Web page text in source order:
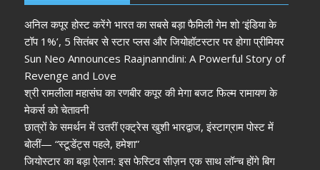
अनिल कपूर होस्ट करेंगे भारत का सबसे बड़ा फैमिली गेम शो ‘इंडिया के
टॉप 1%’, 5 सितंबर से स्टार प्लस और जियोहॉटस्टार पर होगा प्रीमियर
Sun Neo Announces Raajnanndini: A Powerful Story of
Revenge and Love
श्री रामलीला महासंघ का रणबीर कपूर की मेगा बजट फिल्म रामायण के
मेकर्स को चेतावनी
छात्रों के समर्थन में उतरीं एक्ट्रेस खुशी भारद्वाज, इंस्टाग्राम पोस्ट में
बोलीं— “स्टूडेंट्स पहले, हमेशा”
जियोस्टार का बड़ा ऐलान: इस फेस्टिव सीज़न एक साथ लॉन्च होंगे बिग